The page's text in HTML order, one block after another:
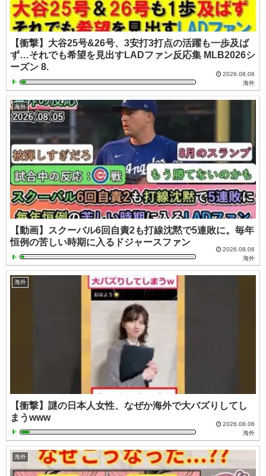
【衝撃】大谷25号&26号、3安打3打点の活躍も一歩及ば
ず…それでも希望を見出すLADファン反応集 MLB2026シ
ーズン 8.
2026.08.06
海外
海外
【動画】スクーバル6回自責2も打線沈黙で5連敗に。毎年
恒例の苦しい時期に入るドジャースファン
2026.08.06
海外
海外
【衝撃】謎の日本人女性、なぜか海外で大バズりしてし
まうwww
2026.08.06
海外
海外